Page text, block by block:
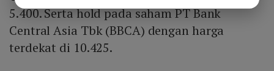
5.400. Serta hold pada saham PT Bank
Central Asia Tbk (BBCA) dengan harga
terdekat di 10.425.